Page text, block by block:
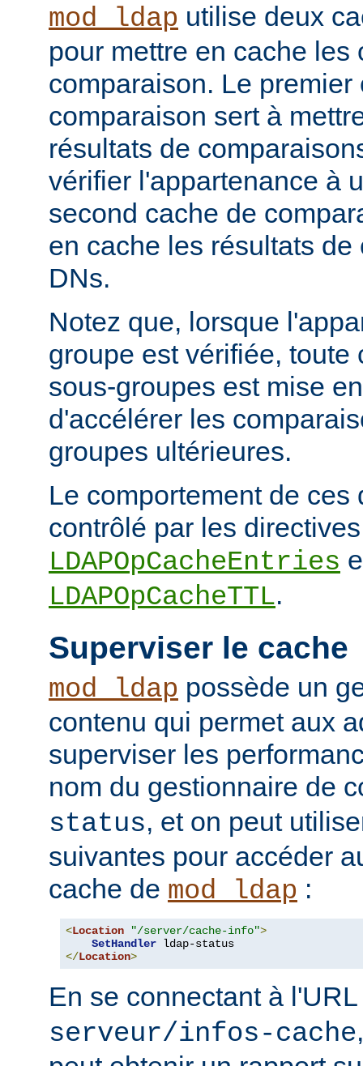
mod_ldap utilise deux
pour mettre en cache les
comparaison. Le premier
comparaison sert à
résultats de
vérifier l'appartenance à
second cache de
en cache les résultats
DNs.
Notez que, lorsque
groupe est vérifiée, toute
sous-groupes est mise
d'accélérer les
groupes ultérieures.
Le comportement de ces
contrôlé par les directives
LDAPOpCacheEntries
LDAPOpCacheTTL.
Superviser le cache
mod_ldap possède un
contenu qui permet aux
superviser les
nom du gestionnaire de
status, et on peut
suivantes pour accéder
cache de mod_ldap :
<Location "/server/cache-info">
SetHandler
</Location>
En se connectant à
serveur/infos-cache